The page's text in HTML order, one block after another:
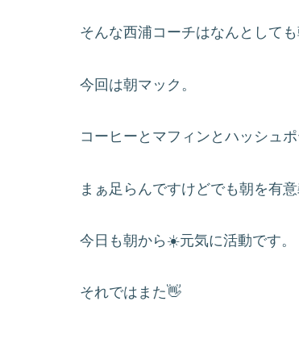
そんな西浦コーチはなんとして
今回は朝マック。
コーヒーとマフィンとハッシュポ
まぁ足らんですけどでも朝を有
今日も朝から☀️元気に活動です。
それではまた👋